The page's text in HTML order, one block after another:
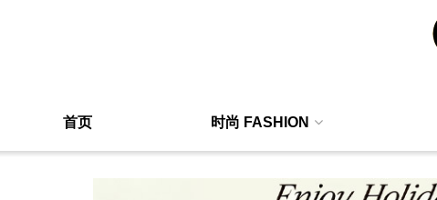
首页 时尚 FASHION